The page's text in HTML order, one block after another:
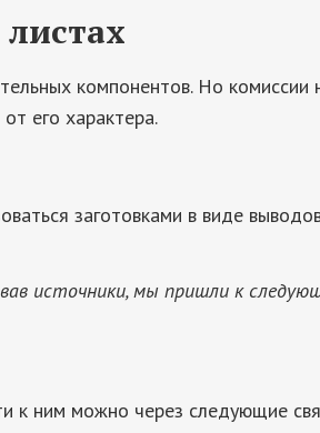
компонентов. Но
от его характера.
заготовками в виде
источники, мы пришли к
к ним можно через следующие